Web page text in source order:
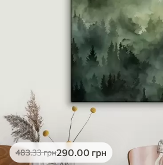
483.33грн290.00 грн